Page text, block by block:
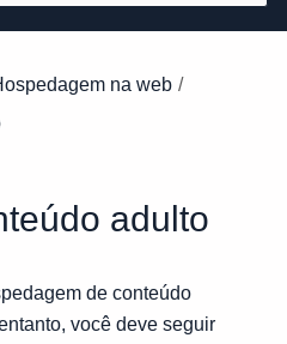
na web /
adulto
de conteúdo
você deve seguir